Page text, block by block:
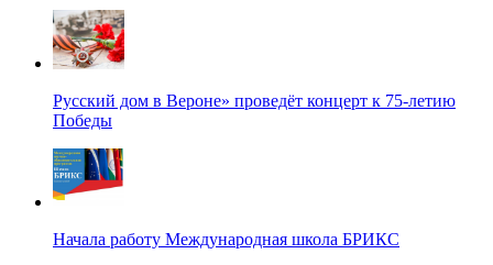
Русский дом в Вероне» проведёт концерт к 75-летию
Победы
Начала работу Международная школа БРИКС